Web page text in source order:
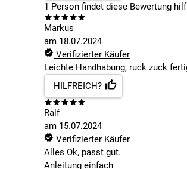
1 Person findetdiese Bewertung
Markus
am 18.07.2024
Verifizierter Käufer
Leichte Handhabung, ruck zuck
HILFREICH?
Ralf
am 15.07.2024
Verifizierter Käufer
Alles Ok, passt gut.
Anleitung einfach